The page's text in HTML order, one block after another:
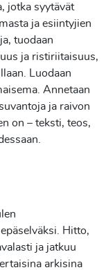
jotka syytävät
ja esiintyjien
tuodaan
ja ristiriitaisuus,
Luodaan
Annetaan
ja raivon
on – teksti, teos,
Hitto,
ja jatkuu
arkisina